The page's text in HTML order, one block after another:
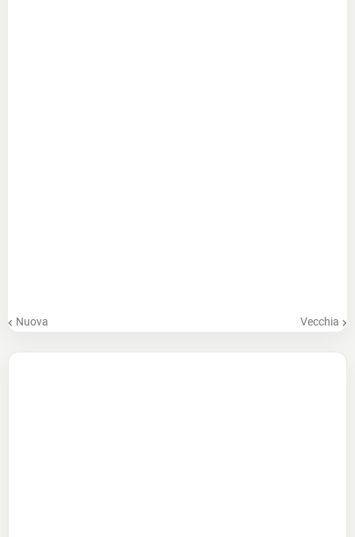
Nuova Vecchia